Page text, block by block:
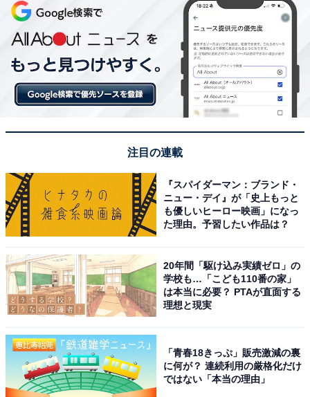
注目の連載
『スパイダーマン：ブランド・
ニュー・デイ』が「史上もっと
も優しいヒーロー映画」になっ
た理由。予習したい作品は？
20年間「駆け込み実績ゼロ」の
学校も…「こども110番の家」
は本当に必要？ PTAが直面する
理想と現実
「青春18きっぷ」販売激減の裏
に何が？ 連続利用の厳格化だけ
ではない「本当の理由」